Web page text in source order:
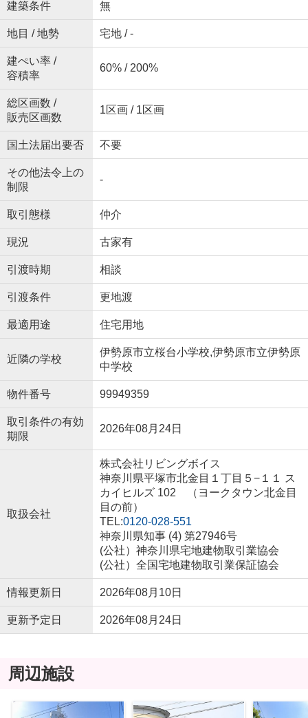
建築条件 無
地目 / 地勢 宅地 / -
建ぺい率 /
容積率
60% / 200%
総区画数 /
販売区画数
1区画 / 1区画
国土法届出要否 不要
その他法令上の
制限
-
取引態様 仲介
現況 古家有
引渡時期 相談
引渡条件 更地渡
最適用途 住宅用地
近隣の学校
伊勢原市立桜台小学校,伊勢原市立伊勢原
中学校
物件番号 99949359
取引条件の有効
期限
2026年08月24日
取扱会社
株式会社リビングボイス
神奈川県平塚市北金目１丁目５−１１ ス
カイヒルズ 102 （ヨークタウン北金目
目の前）
TEL:0120-028-551
神奈川県知事 (4) 第27946号
(公社）神奈川県宅地建物取引業協会
(公社）全国宅地建物取引業保証協会
情報更新日 2026年08月10日
更新予定日 2026年08月24日
周辺施設